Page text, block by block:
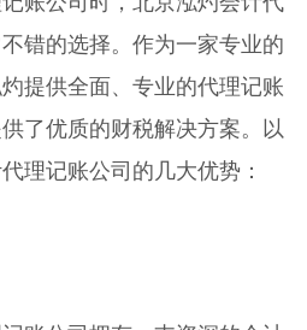
错的选择。作为一家专业的
提供全面、专业的代理记账
了优质的财税解决方案。以
理记账公司的几大优势：